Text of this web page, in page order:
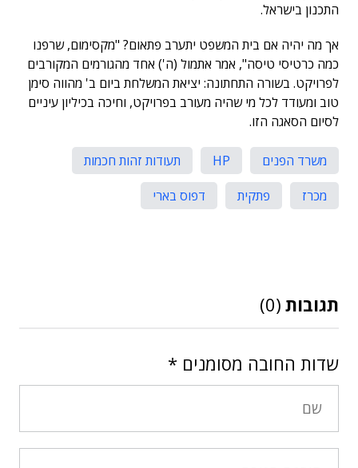
התכנון בישראל.
אך מה יהיה אם בית המשפט יתערב פתאום? "מקסימום, שרפנו
כמה כרטיסי טיסה", אמר אתמול (ה') אחד מהגורמים המקורבים
לפרויקט. בשורה התחתונה: יציאת המשלחת ביום ב' מהווה סימן
טוב ומעודד לכל מי שהיה מעורב בפרויקט, וחיכה בכיליון עיניים
לסיום הסאגה הזו.
משרד הפנים HP
תעודות זהות חכמות
מכרז
פתקית דפוס בארי
תגובות (0)
שדות החובה מסומנים *